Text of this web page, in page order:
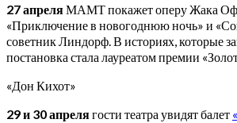
27 апреляМАМТ покажет оперу Жака
«Приключение в новогоднюю ночь» и
советник Линдорф. В историях, которые
постановка стала лауреатом премии
«Дон Кихот»
29 и 30 апрелягости театра увидят балет